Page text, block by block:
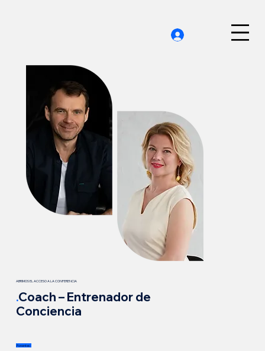
ABRIMOS EL ACCESO A LA CONFERENCIA
.Coach – Entrenador de
Conciencia
Ponentes: